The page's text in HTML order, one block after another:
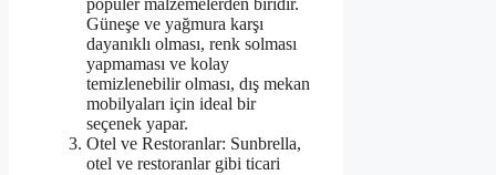
Güneşe ve yağmura karşı
dayanıklı olması, renk solması
yapmaması ve kolay
temizlenebilir olması, dış mekan
mobilyaları için ideal bir
seçenek yapar.
Otel ve Restoranlar: Sunbrella,
otel ve restoranlar gibi ticari